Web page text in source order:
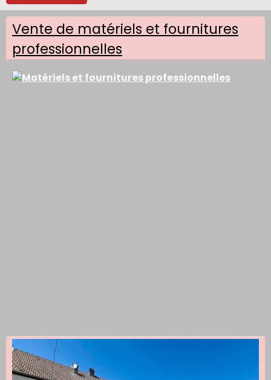
Vente de matériels et fournitures
professionnelles